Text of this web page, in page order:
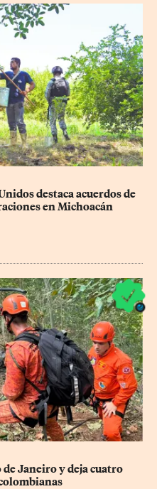
destaca acuerdos de
en Michoacán
Janeiro y deja cuatro